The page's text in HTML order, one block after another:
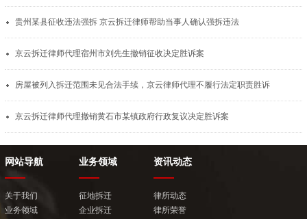
贵州某县征收违法强拆 京云拆迁律师帮助当事人确认强拆违法
京云拆迁律师代理宿州市刘先生撤销征收决定胜诉案
房屋被列入拆迁范围未见合法手续，京云律师代理不履行法定职责胜诉
京云拆迁律师代理撤销黄石市某镇政府行政复议决定胜诉案
网站导航
关于我们
业务领域
业务领域
征地拆迁
企业拆迁
资讯动态
律所动态
律所荣誉